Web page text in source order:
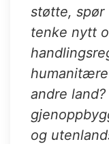
støtte, spør
tenke nytt
andre
og